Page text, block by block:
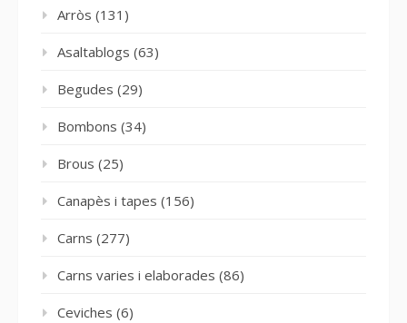
Arròs (131)
Asaltablogs (63)
Begudes (29)
Bombons (34)
Brous (25)
Canapès i tapes (156)
Carns (277)
Carns varies i elaborades (86)
Ceviches (6)